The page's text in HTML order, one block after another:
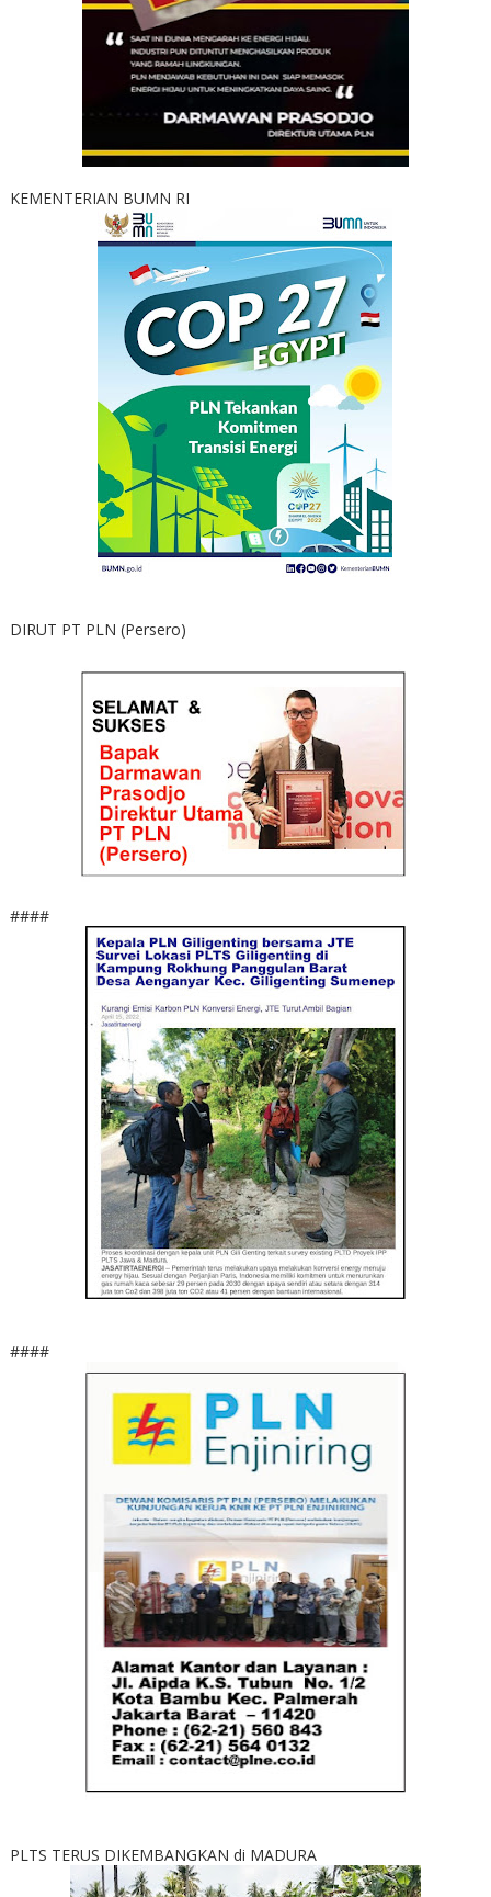
KEMENTERIAN BUMN RI
DIRUT PT PLN (Persero)
####
####
PLTS TERUS DIKEMBANGKAN di MADURA